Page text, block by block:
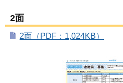
2面
2面（PDF：1,024KB）